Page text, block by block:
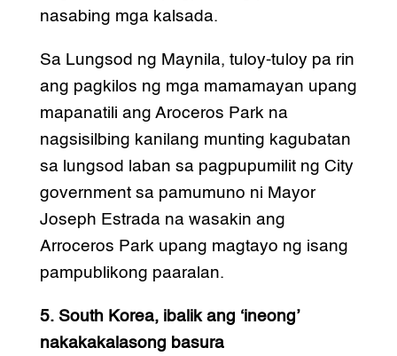
nasabing mga kalsada.
Sa Lungsod ng Maynila, tuloy-tuloy pa rin
ang pagkilos ng mga mamamayan upang
mapanatili ang Aroceros Park na
nagsisilbing kanilang munting kagubatan
sa lungsod laban sa pagpupumilit ng City
government sa pamumuno ni Mayor
Joseph Estrada na wasakin ang
Arroceros Park upang magtayo ng isang
pampublikong paaralan.
5. South Korea, ibalik ang ‘ineong’
nakakakalasong basura